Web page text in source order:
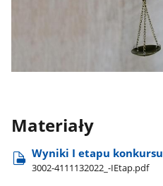
Materiały
Wyniki I etapu konkursu
3002-4111132022​_-IEtap.pdf